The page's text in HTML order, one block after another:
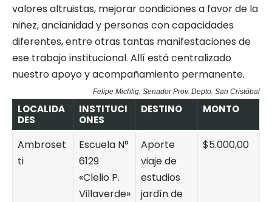
valores altruistas, mejorar condiciones a favor de la
niñez, ancianidad y personas con capacidades
diferentes, entre otras tantas manifestaciones de
ese trabajo institucional. Allí está centralizado
nuestro apoyo y acompañamiento permanente.
Felipe Michlig. Senador Prov. Depto. San Cristóbal
LOCALIDA
DES
INSTITUCI
ONES
DESTINO MONTO
Ambroset
ti
Escuela N°
6129
«Clelio P.
Villaverde»
Aporte
viaje de
estudios
jardín de
$5.000,00